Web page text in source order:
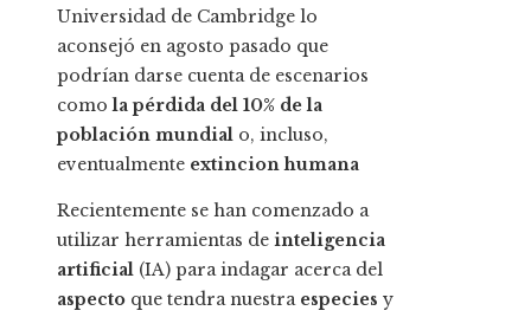
Universidad de Cambridge lo
aconsejó en agosto pasado que
podrían darse cuenta de escenarios
comola pérdida del 10% de la
población mundial o, incluso,
eventualmente extincion humana
Recientemente se han comenzado a
utilizar herramientas de inteligencia
artificial (IA) para indagar acerca del
aspecto que tendra nuestra especies y